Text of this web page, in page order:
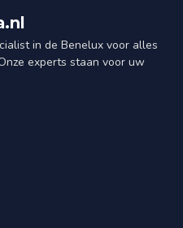
in de Benelux voor alles
experts staan voor uw